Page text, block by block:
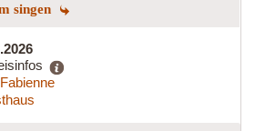
singen